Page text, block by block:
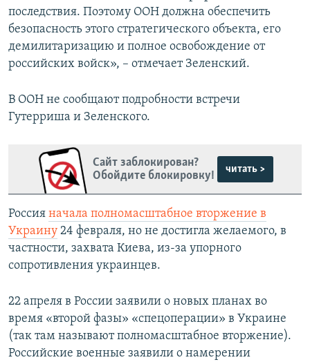
последствия. Поэтому ООН должна обеспечить
безопасность этого стратегического объекта, его
демилитаризацию и полное освобождение от
российских войск», – отмечает Зеленский.
В ООН не сообщают подробности встречи
Гутерриша и Зеленского.
Сайт заблокирован?
Обойдите блокировку!
читать >
Россия начала полномасштабное вторжение в
Украину 24 февраля, но не достигла желаемого, в
частности, захвата Киева, из-за упорного
сопротивления украинцев.
22 апреля в России заявили о новых планах во
время «второй фазы» «спецоперации» в Украине
(так там называют полномасштабное вторжение).
Российские военные заявили о намерении